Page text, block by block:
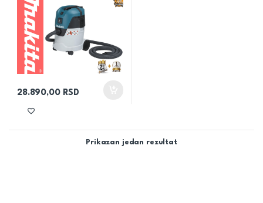
28.890,00 RSD
Prikazan jedan rezultat